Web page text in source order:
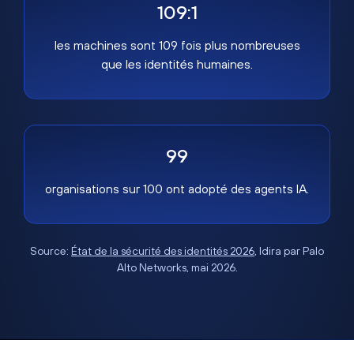
109:1
les machines sont 109 fois plus nombreuses
que les identités humaines.
99
organisations sur 100 ont adopté des agents IA.
Source: État de la sécurité des identités 2026, Idira par Palo
Alto Networks, mai 2026.